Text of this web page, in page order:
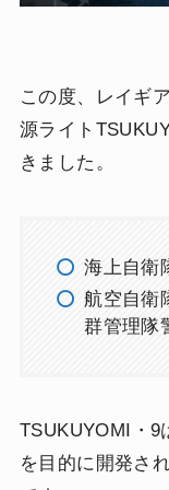
この度、レイギ
源ライト
きました。
海上自衛
航空自衛
群管理隊
TSUKUYOMI・9
を目的に開発さ